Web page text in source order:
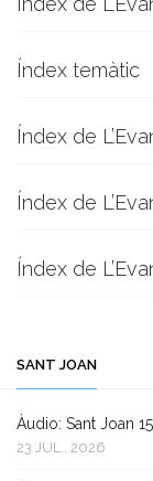
Índex temàtic
Índex de
Índex de
Índex de
SANT JOAN
Àudio: Sant Joan
23 JUL., 2026